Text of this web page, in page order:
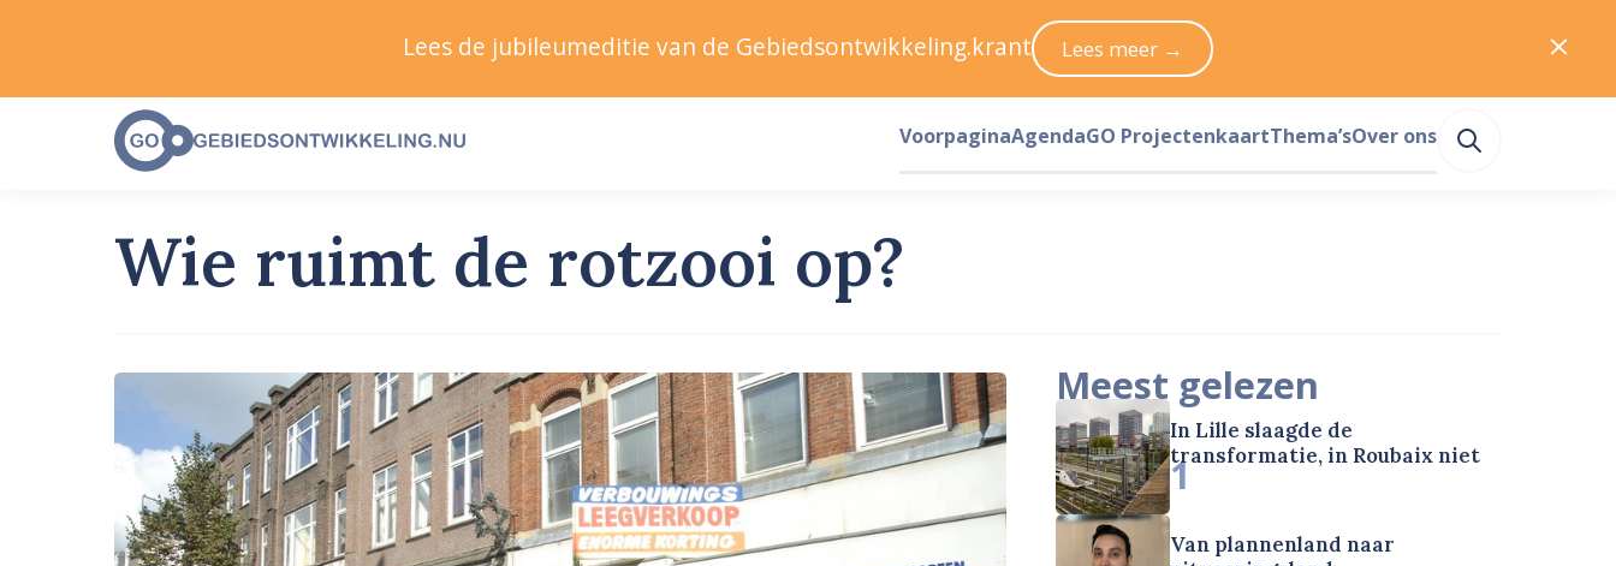
Wie ruimt de rotzooi op?
Meest gelezen
In Lille slaagde de
transformatie, in Roubaix niet
1
Van plannenland naar
Lees de jubileumeditie van de Gebiedsontwikkeling.krant Lees meer →
VoorpaginaAgendaGO ProjectenkaartThema’sOver ons